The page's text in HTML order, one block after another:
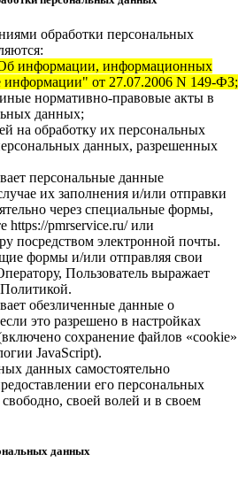
обработки персональных
информации, информационных
информации" от 27.07.2006 N 149-ФЗ;
нормативно-правовые акты в
данных;
на обработку их персональных
данных, разрешенных
персональные данные
их заполнения и/или отправки
через специальные формы,
https://pmrservice.ru/или
посредством электронной почты.
формы и/или отправляя свои
Пользователь выражает
Политикой.
обезличенные данные о
это разрешено в настройках
сохранение файлов «cookie»
JavaScript).
данных самостоятельно
его персональных
своей волей и в своем
данных